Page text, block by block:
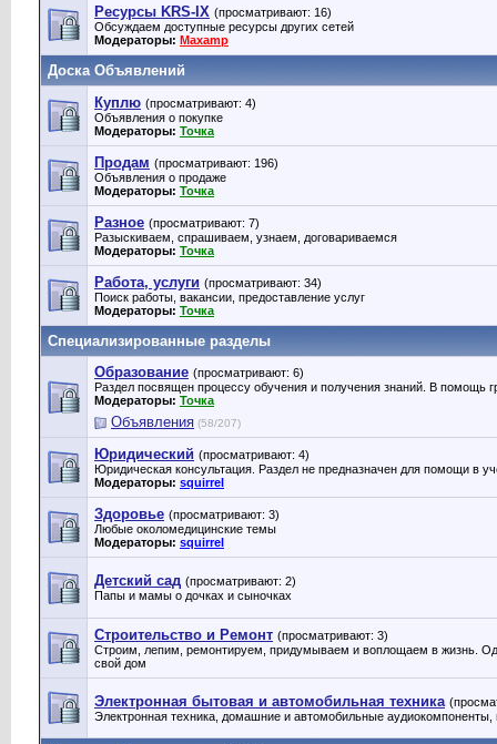
Ресурсы KRS-IX (просматривают: 16)
Обсуждаем доступные ресурсы других сетей
Модераторы: Maxamp
Доска Объявлений
Куплю (просматривают: 4)
Объявления о покупке
Модераторы: Точка
Продам (просматривают: 196)
Объявления о продаже
Модераторы: Точка
Разное (просматривают: 7)
Разыскиваем, спрашиваем, узнаем, договариваемся
Модераторы: Точка
Работа, услуги (просматривают: 34)
Поиск работы, вакансии, предоставление услуг
Модераторы: Точка
Специализированные разделы
Образование (просматривают: 6)
Раздел посвящен процессу обучения и получения знаний. В помощь
Модераторы: Точка
Объявления (58/207)
Юридический (просматривают: 4)
Юридическая консультация. Раздел не предназначен для помощи в
Модераторы: squirrel
Здоровье (просматривают: 3)
Любые околомедицинские темы
Модераторы: squirrel
Детский сад (просматривают: 2)
Папы и мамы о дочках и сыночках
Строительство и Ремонт (просматривают: 3)
Строим, лепим, ремонтируем, придумываем и воплощаем в жизнь.
свой дом
Электронная бытовая и автомобильная техника
Электронная техника, домашние и автомобильные аудиокомпоненты,